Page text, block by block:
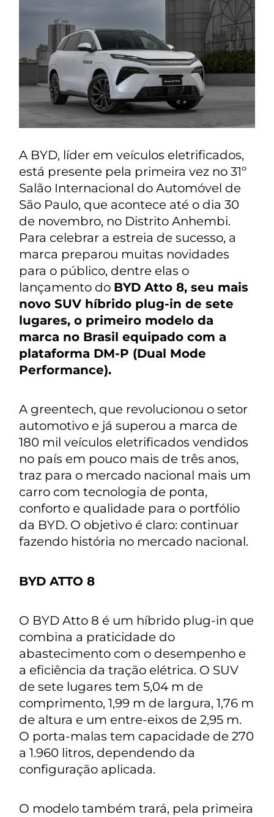
A BYD, líder em veículos eletrificados,
está presente pela primeira vez no 31º
Salão Internacional do Automóvel de
São Paulo, que acontece até o dia 30
de novembro, no Distrito Anhembi.
Para celebrar a estreia de sucesso, a
marca preparou muitas novidades
para o público, dentre elas o
lançamento do BYD Atto 8, seu mais
novo SUV híbrido plug-in de sete
lugares, o primeiro modelo da
marca no Brasil equipado com a
plataforma DM-P (Dual Mode
Performance).
A greentech, que revolucionou o setor
automotivo e já superou a marca de
180 mil veículos eletrificados vendidos
no país em pouco mais de três anos,
traz para o mercado nacional mais um
carro com tecnologia de ponta,
conforto e qualidade para o portfólio
da BYD. O objetivo é claro: continuar
fazendo história no mercado nacional.
BYD ATTO 8
O BYD Atto 8 é um híbrido plug-in que
combina a praticidade do
abastecimento com o desempenho e
a eficiência da tração elétrica. O SUV
de sete lugares tem 5,04 m de
comprimento, 1,99 m de largura, 1,76 m
de altura e um entre-eixos de 2,95 m.
O porta-malas tem capacidade de 270
a 1.960 litros, dependendo da
configuração aplicada.
O modelo também trará, pela primeira